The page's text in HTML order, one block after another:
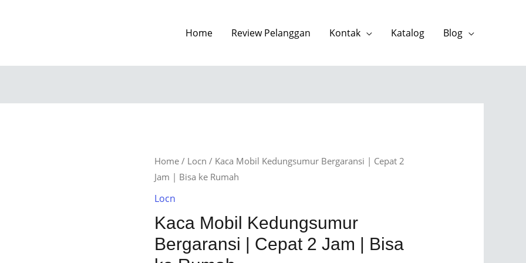
Home Review Pelanggan Kontak Katalog Blog
Home / Locn / Kaca Mobil Kedungsumur Bergaransi | Cepat 2
Jam | Bisa ke Rumah
Locn
Kaca Mobil Kedungsumur
Bergaransi | Cepat 2 Jam | Bisa